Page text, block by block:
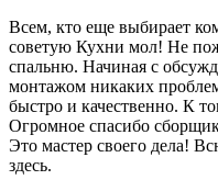
Всем, кто еще выбирает
советую Кухни мол! Не
спальню. Начиная с
монтажом никаких
быстро и качественно. К
Огромное спасибо
Это мастер своего дела!
здесь.